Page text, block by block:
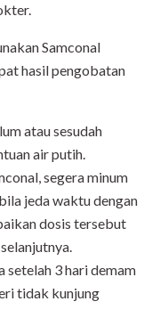
Samconal
hasil pengobatan
atau sesudah
air putih.
segera minum
jeda waktu dengan
dosis tersebut
setelah 3 hari demam
tidak kunjung